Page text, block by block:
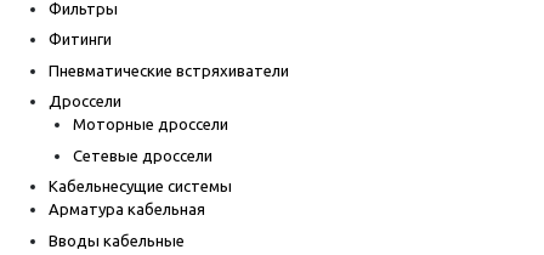
Фильтры
Фитинги
Пневматические встряхиватели
Дроссели
Моторные дроссели
Сетевые дроссели
Кабельнесущие системы
Арматура кабельная
Вводы кабельные